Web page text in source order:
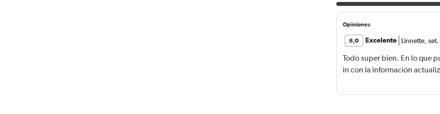
Opiniones
8,0 Excelente Linnette
Todo super bien. En lo que
in con la información